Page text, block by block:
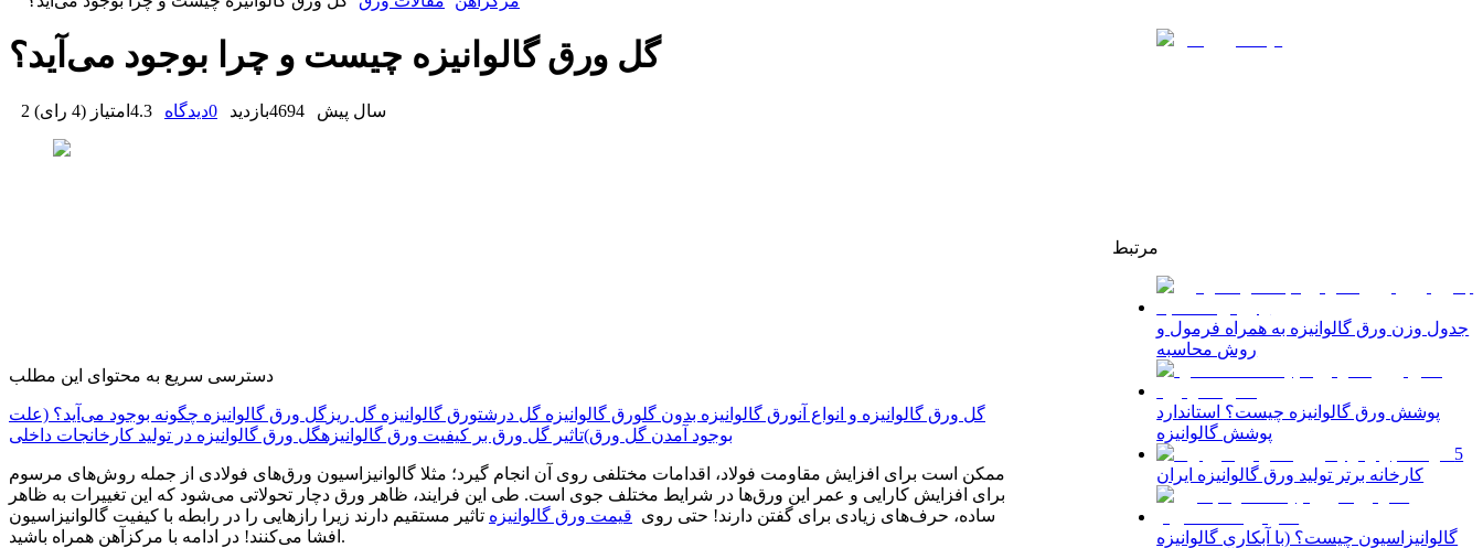
گل ورق گالوانیزه چیست و چرا بوجود می‌آید؟
2 سال پیش 4694بازدید 0دیدگاه 4.3 امتیاز (4 رای )
دسترسی سریع به محتوای این مطلب
گل ورق گالوانیزه و انواع آنورق گالوانیزه بدون گلورق گالوانیزه گل درشتورق گالوانیزه گل ریز گل ورق گالوانیزه چگونه بوجود می‌آید؟ (علت
بوجود آمدن گل ورق)تاثیر گل ورق بر کیفیت ورق گالوانیزهگل ورق گالوانیزه در تولید کارخانجات داخلی
ممکن است برای افزایش مقاومت فولاد، اقدامات مختلفی روی آن انجام گیرد؛ مثلا گالوانیزاسیون ورق‌های فولادی از جمله روش‌های مرسوم
برای افزایش کارایی و عمر این ورق‌ها در شرایط مختلف جوی است. طی این فرایند، ظاهر ورق دچار تحولاتی می‌شود که این تغییرات به ظاهر
ساده، حرف‌های زیادی برای گفتن دارند! حتی روی قیمت ورق گالوانیزه تاثیر مستقیم دارند زیرا رازهایی را در رابطه با کیفیت گالوانیزاسیون
افشا می‌کنند! در ادامه با مرکزآهن همراه باشید.
مرتبط
جدول وزن ورق گالوانیزه به همراه فرمول و
روش محاسبه
پوشش ورق گالوانیزه چیست؟ استاندارد
پوشش گالوانیزه
5
کارخانه برتر تولید ورق گالوانیزه ایران
گالوانیزاسیون چیست؟ (با آبکاری گالوانیزه